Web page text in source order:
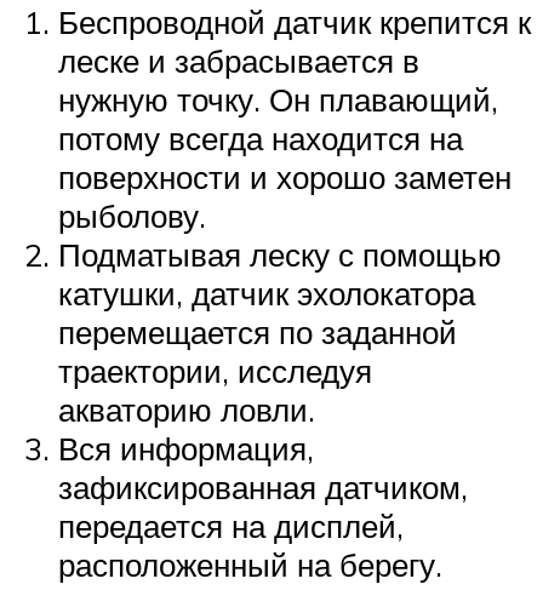
Беспроводной датчик крепится к
леске и забрасывается в
нужную точку. Он плавающий,
потому всегда находится на
поверхности и хорошо заметен
рыболову.
Подматывая леску с помощью
катушки, датчик эхолокатора
перемещается по заданной
траектории, исследуя
акваторию ловли.
Вся информация,
зафиксированная датчиком,
передается на дисплей,
расположенный на берегу.